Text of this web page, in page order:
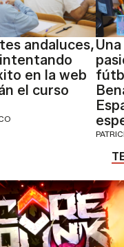
andaluces,
en la web
el curso